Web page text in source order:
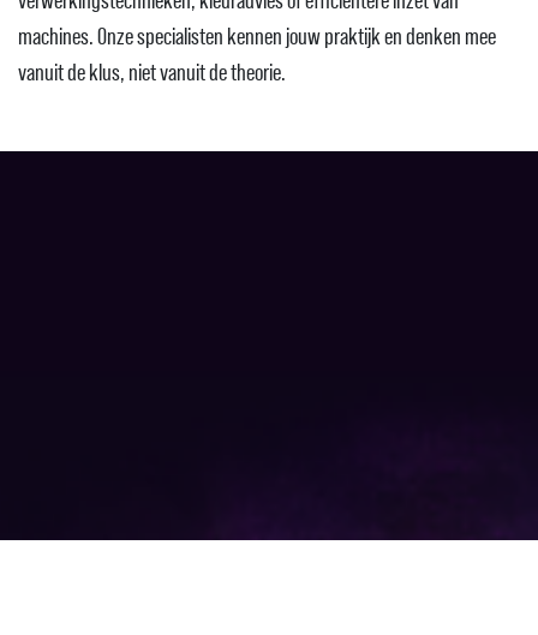
machines. Onze specialisten kennen jouw praktijk en denken mee
vanuit de klus, niet vanuit de theorie.